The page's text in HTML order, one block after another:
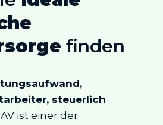
finden
steuerlich
ist einer der